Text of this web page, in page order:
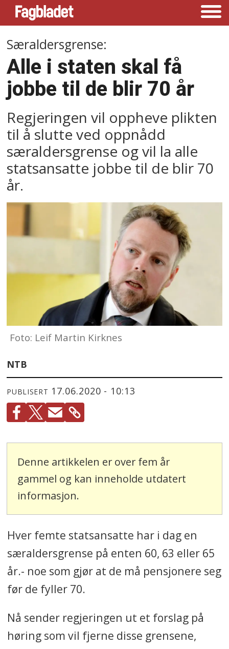
Særaldersgrense:
Alle i staten skal få
jobbe til de blir 70 år
Regjeringen vil oppheve plikten
til å slutte ved oppnådd
særaldersgrense og vil la alle
statsansatte jobbe til de blir 70
år.
Foto: Leif Martin Kirknes
NTB
PUBLISERT 17.06.2020 - 10:13
Denne artikkelen er over fem år
gammel og kan inneholde utdatert
informasjon.
Hver femte statsansatte har i dag en
særaldersgrense på enten 60, 63 eller 65
år.- noe som gjør at de må pensjonere seg
før de fyller 70.
Nå sender regjeringen ut et forslag på
høring som vil fjerne disse grensene,